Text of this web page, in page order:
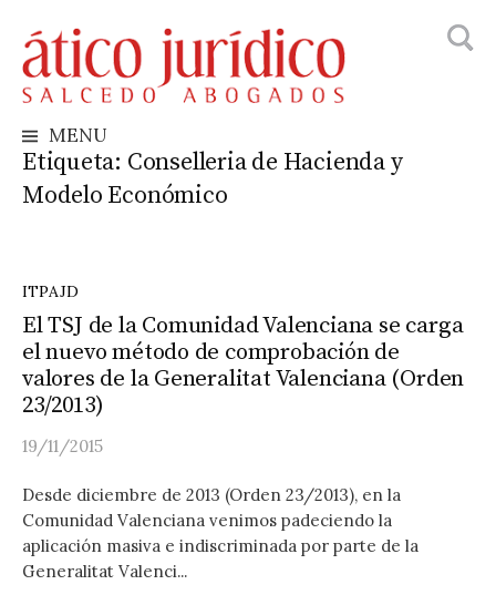
to
content
MENU
Etiqueta: Conselleria de Hacienda y
Modelo Económico
ITPAJD
El TSJ de la Comunidad Valenciana se carga
el nuevo método de comprobación de
valores de la Generalitat Valenciana (Orden
23/2013)
19/11/2015
Desde diciembre de 2013 (Orden 23/2013), en la
Comunidad Valenciana venimos padeciendo la
aplicación masiva e indiscriminada por parte de la
Generalitat Valenci...